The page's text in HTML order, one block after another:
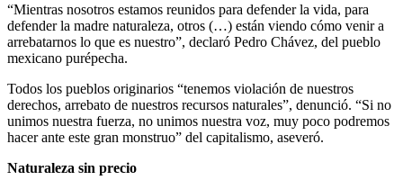
“Mientras nosotros estamos reunidos para defender la vida, para
defender la madre naturaleza, otros (…) están viendo cómo venir a
arrebatarnos lo que es nuestro”, declaró Pedro Chávez, del pueblo
mexicano purépecha.
Todos los pueblos originarios “tenemos violación de nuestros
derechos, arrebato de nuestros recursos naturales”, denunció. “Si no
unimos nuestra fuerza, no unimos nuestra voz, muy poco podremos
hacer ante este gran monstruo” del capitalismo, aseveró.
Naturaleza sin precio